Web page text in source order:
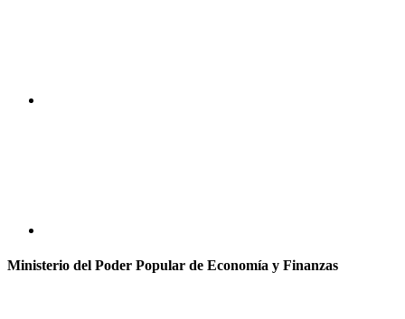
Ministerio del Poder Popular de Economía y Finanzas